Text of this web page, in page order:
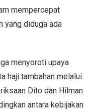
mempercepat
yang diduga ada
menyoroti upaya
haji tambahan melalui
Dito dan Hilman
antara kebijakan